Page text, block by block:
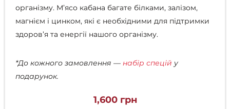
організму. М’ясо кабана багате білками, залізом,
магнієм і цинком, які є необхідними для підтримки
здоров’я та енергії нашого організму.
*До кожного замовлення — набір спецій у
подарунок.
1,600 грн